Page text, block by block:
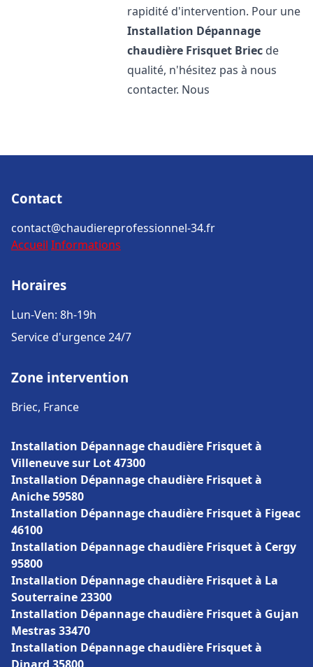
rapidité d'intervention. Pour une
Installation Dépannage
chaudière Frisquet Briec de
qualité, n'hésitez pas à nous
contacter. Nous
Contact
contact@chaudiereprofessionnel-34.fr
Accueil Informations
Horaires
Lun-Ven: 8h-19h
Service d'urgence 24/7
Zone intervention
Briec, France
Installation Dépannage chaudière Frisquet à
Villeneuve sur Lot 47300
Installation Dépannage chaudière Frisquet à
Aniche 59580
Installation Dépannage chaudière Frisquet à Figeac
46100
Installation Dépannage chaudière Frisquet à Cergy
95800
Installation Dépannage chaudière Frisquet à La
Souterraine 23300
Installation Dépannage chaudière Frisquet à Gujan
Mestras 33470
Installation Dépannage chaudière Frisquet à